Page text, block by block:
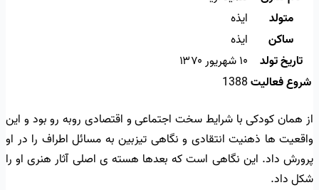
متولد
ایذه
ساکن
ایذه
تاریخ تولد
۱۰ شهریور ۱۳۷۰
شروع فعالیت1388
از همان کودکی با شرایط سخت اجتماعی و اقتصادی روبه رو بود و این
واقعیت ها ذهنیت انتقادی و نگاهی تیزبین به مسائل اطراف را در او
پرورش داد. این نگاهی است که بعدها هسته ی اصلی آثار هنری او را
شکل داد.